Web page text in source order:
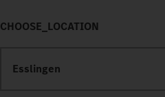
CHOOSE_LOCATION
Esslingen